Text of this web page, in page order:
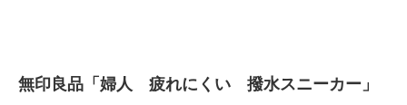
無印良品「婦人 疲れにくい 撥水スニーカー」